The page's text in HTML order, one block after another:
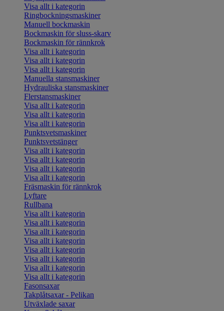
Visa allt i kategorin
Ringbockningsmaskiner
Manuell bockmaskin
Bockmaskin för sluss-skarv
Bockmaskin för rännkrok
Visa allt i kategorin
Visa allt i kategorin
Visa allt i kategorin
Manuella stansmaskiner
Hydrauliska stansmaskiner
Flerstansmaskiner
Visa allt i kategorin
Visa allt i kategorin
Visa allt i kategorin
Punktsvetsmaskiner
Punktsvetstänger
Visa allt i kategorin
Visa allt i kategorin
Visa allt i kategorin
Visa allt i kategorin
Fräsmaskin för rännkrok
Lyftare
Rullbana
Visa allt i kategorin
Visa allt i kategorin
Visa allt i kategorin
Visa allt i kategorin
Visa allt i kategorin
Visa allt i kategorin
Visa allt i kategorin
Visa allt i kategorin
Fasonsaxar
Takplåtsaxar - Pelikan
Utväxlade saxar